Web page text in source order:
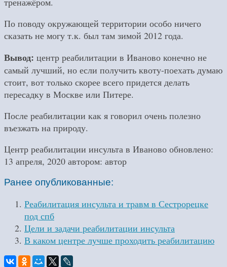
По поводу окружающей территории особо ничего
сказать не могу т.к. был там зимой 2012 года.
Вывод: центр реабилитации в Иваново конечно не
самый лучший, но если получить квоту-поехать думаю
стоит, вот только скорее всего придется делать
пересадку в Москве или Питере.
После реабилитации как я говорил очень полезно
въезжать на природу.
Центр реабилитации инсульта в Иваново обновлено:
13 апреля, 2020 автором: автор
Ранее опубликованные:
Реабилитация инсульта и травм в Сестрорецке
под спб
Цели и задачи реабилитации инсульта
В каком центре лучше проходить реабилитацию